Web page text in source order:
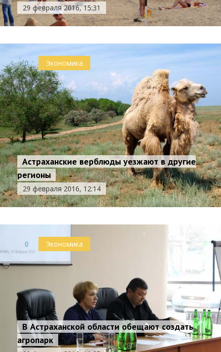
29 февраля 2016, 15:31
0 Экономика
Астраханские верблюды уезжают в другие
регионы
29 февраля 2016, 12:14
0 Экономика
В Астраханской области обещают создать
агропарк